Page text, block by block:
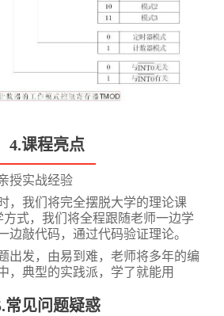
4.课程亮点
授实战经验
，我们将完全摆脱大学的理论课
式，我们将全程跟随老师一边学
边敲代码，通过代码验证理论。
出发，由易到难，老师将多年的编
，典型的实践派，学了就能用
常见问题疑惑